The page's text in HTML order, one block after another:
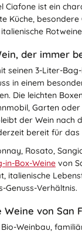
Ciafone ist ein
Küche, besondere
der immer
seinen 3-Liter-
in einem
Die leichten
Garten oder
der Wein nach
bereit für das
Rosato,
in-Box-Weine von
italienische
Genuss-Verhältnis.
von San
Weinbau,